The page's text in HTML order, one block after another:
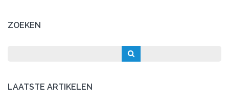
ZOEKEN
LAATSTE ARTIKELEN